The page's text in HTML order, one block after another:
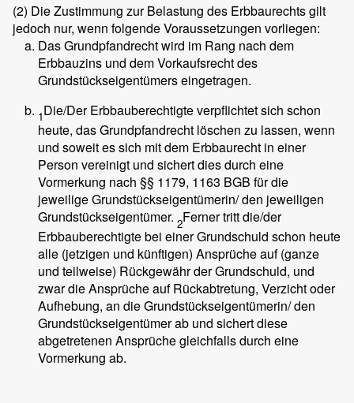
(2) Die Zustimmung zur Belastung des Erbbaurechts gilt
jedoch nur, wenn folgende Voraussetzungen vorliegen:
Das Grundpfandrecht wird im Rang nach dem
Erbbauzins und dem Vorkaufsrecht des
Grundstückseigentümers eingetragen.
1Die/Der Erbbauberechtigte verpflichtet sich schon
heute, das Grundpfandrecht löschen zu lassen, wenn
und soweit es sich mit dem Erbbaurecht in einer
Person vereinigt und sichert dies durch eine
Vormerkung nach §§ 1179, 1163 BGB für die
jeweilige Grundstückseigentümerin/ den jeweiligen
Grundstückseigentümer. 2Ferner tritt die/der
Erbbauberechtigte bei einer Grundschuld schon heute
alle (jetzigen und künftigen) Ansprüche auf (ganze
und teilweise) Rückgewähr der Grundschuld, und
zwar die Ansprüche auf Rückabtretung, Verzicht oder
Aufhebung, an die Grundstückseigentümerin/ den
Grundstückseigentümer ab und sichert diese
abgetretenen Ansprüche gleichfalls durch eine
Vormerkung ab.